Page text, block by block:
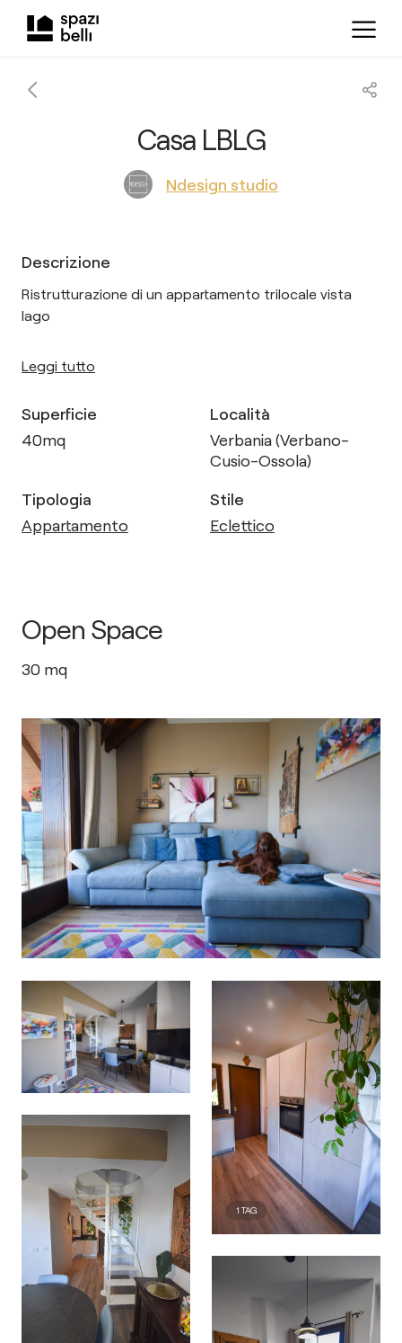
Casa LBLG
Ndesign studio
Descrizione
Ristrutturazione di un appartamento trilocale vista
lago
Leggi tutto
Superficie
40mq
Località
Verbania (Verbano-
Cusio-Ossola)
Tipologia
Appartamento
Stile
Eclettico
Open Space
30 mq
1 TAG